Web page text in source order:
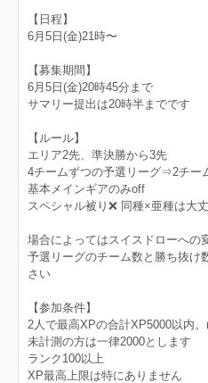
【日程】
6月5日(金)21時〜
【募集期間】
6月5日(金)20時45分まで
サマリー提出は20時半までです
【ルール】
エリア2先、準決勝から3先
4チームずつの予選リーグ⇒2チー
基本メインギアのみoff
スペシャル被り❌ 同種×亜種は大
場合によってはスイスドローへの
予選リーグのチーム数と勝ち抜け
さい
【参加条件】
2人で最高XPの合計XP5000以内
未計測の方は一律2000とします
ランク100以上
XP最高上限は特にありません